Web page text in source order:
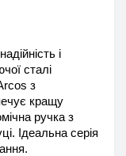
і
сталі
з
кращу
ручка з
Ідеальна серія